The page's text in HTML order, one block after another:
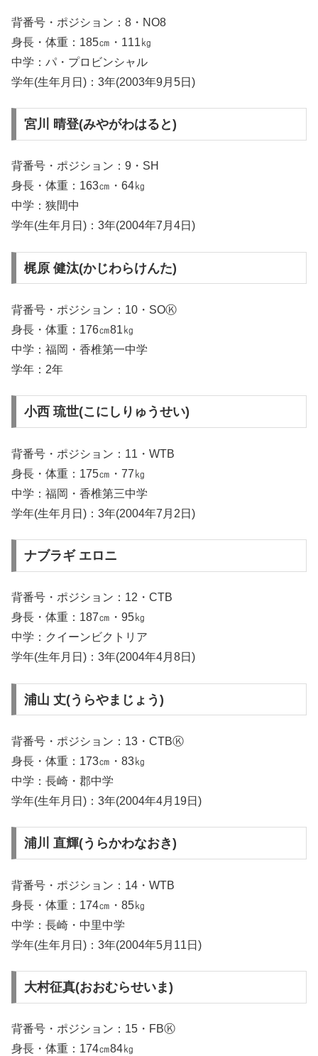
背番号・ポジション：8・NO8
身長・体重：185㎝・111㎏
中学：パ・プロビンシャル
学年(生年月日)：3年(2003年9月5日)
宮川 晴登(みやがわはると)
背番号・ポジション：9・SH
身長・体重：163㎝・64㎏
中学：狭間中
学年(生年月日)：3年(2004年7月4日)
梶原 健汰(かじわらけんた)
背番号・ポジション：10・SOⓀ
身長・体重：176㎝81㎏
中学：福岡・香椎第一中学
学年：2年
小西 琉世(こにしりゅうせい)
背番号・ポジション：11・WTB
身長・体重：175㎝・77㎏
中学：福岡・香椎第三中学
学年(生年月日)：3年(2004年7月2日)
ナブラギ エロニ
背番号・ポジション：12・CTB
身長・体重：187㎝・95㎏
中学：クイーンビクトリア
学年(生年月日)：3年(2004年4月8日)
浦山 丈(うらやまじょう)
背番号・ポジション：13・CTBⓀ
身長・体重：173㎝・83㎏
中学：長崎・郡中学
学年(生年月日)：3年(2004年4月19日)
浦川 直輝(うらかわなおき)
背番号・ポジション：14・WTB
身長・体重：174㎝・85㎏
中学：長崎・中里中学
学年(生年月日)：3年(2004年5月11日)
大村征真(おおむらせいま)
背番号・ポジション：15・FBⓀ
身長・体重：174㎝84㎏